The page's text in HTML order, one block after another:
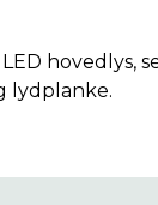
hovedlys,
lydplanke.